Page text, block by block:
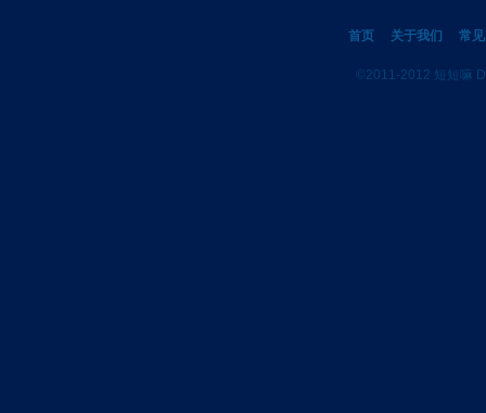
首页 关于我们 常